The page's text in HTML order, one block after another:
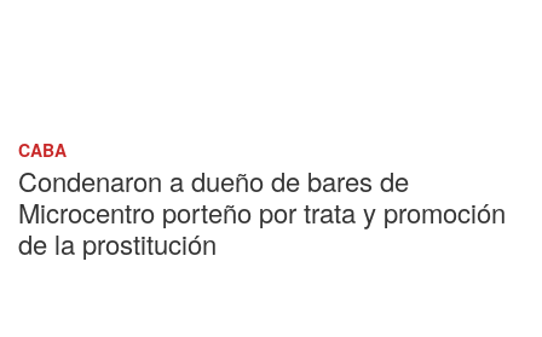
CABA
Condenaron a dueño de bares de
Microcentro porteño por trata y promoción
de la prostitución